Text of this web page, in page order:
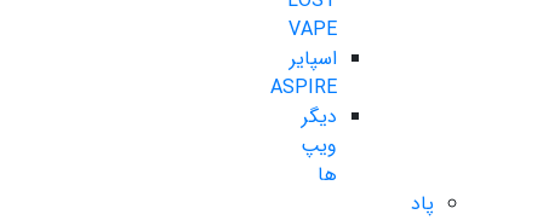
VAPE
اسپایر
ASPIRE
دیگر
ویپ
ها
پاد